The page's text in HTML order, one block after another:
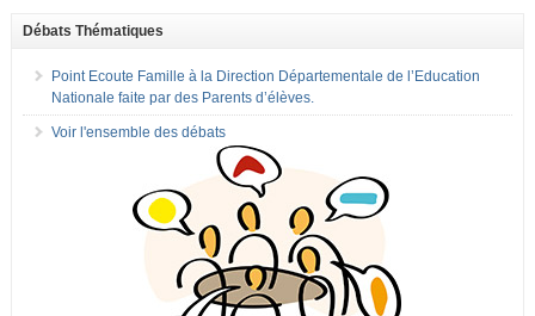
Débats Thématiques
Point Ecoute Famille à la Direction Départementale de l’Education
Nationale faite par des Parents d’élèves.
Voir l'ensemble des débats